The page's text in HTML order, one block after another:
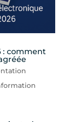
: comment